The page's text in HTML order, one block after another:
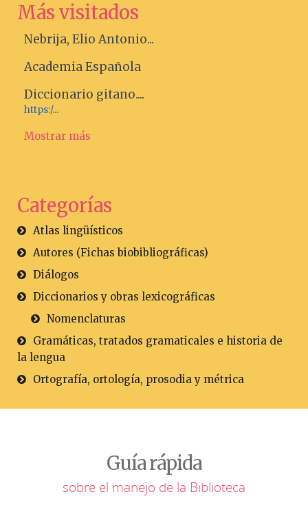
Más visitados
Nebrija, Elio Antonio...
Academia Española
Diccionario gitano....
https:/...
Mostrar más
Categorías
Atlas lingüísticos
Autores (Fichas biobibliográficas)
Diálogos
Diccionarios y obras lexicográficas
Nomenclaturas
Gramáticas, tratados gramaticales e historia de
la lengua
Ortografía, ortología, prosodia y métrica
Guía rápida
sobre el manejo de la Biblioteca